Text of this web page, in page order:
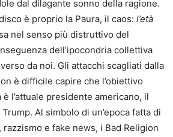
dal dilagante sonno della ragione.
è proprio la Paura, il caos: l’età
nel senso più distruttivo del
dell’ipocondria collettiva
da noi. Gli attacchi scagliati dalla
è difficile capire che l’obiettivo
l’attuale presidente americano, il
Al simbolo di un’epoca fatta di
e fake news, i Bad Religion